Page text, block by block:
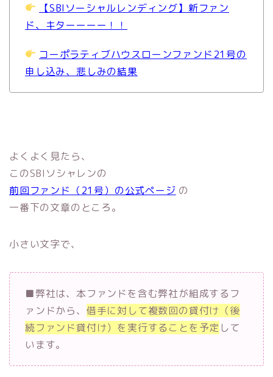
【SBIソーシャルレンディング】新ファン
ド、キターーーー！！
コーポラティブハウスローンファンド21号の
申し込み、悲しみの結果
よくよく見たら、
このSBIソシャレンの
前回ファンド（21号）の公式ページ の
一番下の文章のところ。
小さい文字で、
■弊社は、本ファンドを含む弊社が組成するフ
ァンドから、 借手に対して複数回の貸付け（後
続ファンド貸付け）を実行することを予定 して
います。